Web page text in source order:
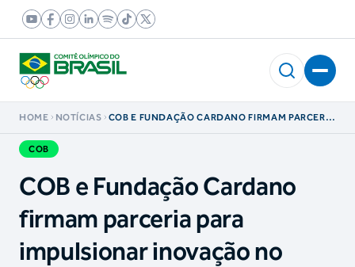
HOME NOTÍCIAS
COB E FUNDAÇÃO CARDANO FIRMAM PARCERIA
COB
COB e Fundação Cardano
firmam parceria para
impulsionar inovação no